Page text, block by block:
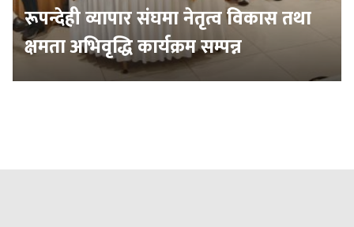
रूपन्देही व्यापार संघमा नेतृत्व विकास तथा
क्षमता अभिवृद्धि कार्यक्रम सम्पन्न